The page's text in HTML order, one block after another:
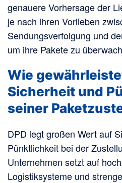
genauere Vorhersage der
je nach ihren Vorlieben
Sendungsverfolgung und
um ihre Pakete zu
Wie
Sicherheit und
seiner
DPD legt großen Wert auf
Pünktlichkeit bei der
Unternehmen setzt auf
Logistiksysteme und